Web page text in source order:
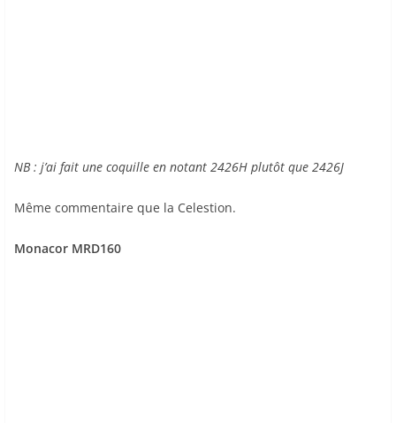
NB : j’ai fait une coquille en notant 2426H plutôt que 2426J
Même commentaire que la Celestion.
Monacor MRD160